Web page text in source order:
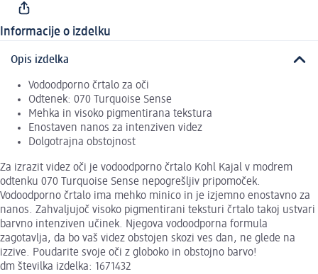
Informacije o izdelku
Opis izdelka
Vodoodporno črtalo za oči
Odtenek: 070 Turquoise Sense
Mehka in visoko pigmentirana tekstura
Enostaven nanos za intenziven videz
Dolgotrajna obstojnost
Za izrazit videz oči je vodoodporno črtalo Kohl Kajal v modrem
odtenku 070 Turquoise Sense nepogrešljiv pripomoček.
Vodoodporno črtalo ima mehko minico in je izjemno enostavno za
nanos. Zahvaljujoč visoko pigmentirani teksturi črtalo takoj ustvari
barvno intenziven učinek. Njegova vodoodporna formula
zagotavlja, da bo vaš videz obstojen skozi ves dan, ne glede na
izzive. Poudarite svoje oči z globoko in obstojno barvo!
dm številka izdelka: 1671432